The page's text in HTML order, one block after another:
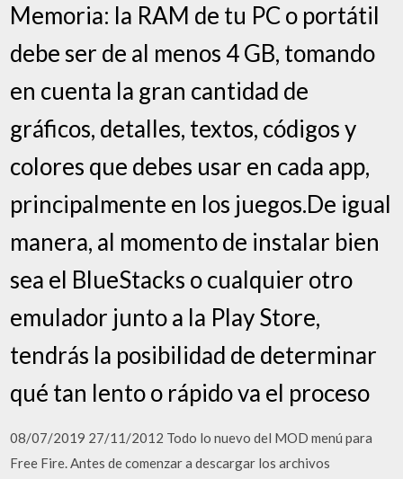
Memoria: la RAM de tu PC o portátil
debe ser de al menos 4 GB, tomando
en cuenta la gran cantidad de
gráficos, detalles, textos, códigos y
colores que debes usar en cada app,
principalmente en los juegos.De igual
manera, al momento de instalar bien
sea el BlueStacks o cualquier otro
emulador junto a la Play Store,
tendrás la posibilidad de determinar
qué tan lento o rápido va el proceso
08/07/2019 27/11/2012 Todo lo nuevo del MOD menú para
Free Fire. Antes de comenzar a descargar los archivos